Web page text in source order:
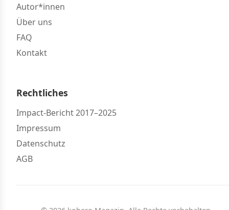
Autor*innen
Über uns
FAQ
Kontakt
Rechtliches
Impact-Bericht 2017–2025
Impressum
Datenschutz
AGB